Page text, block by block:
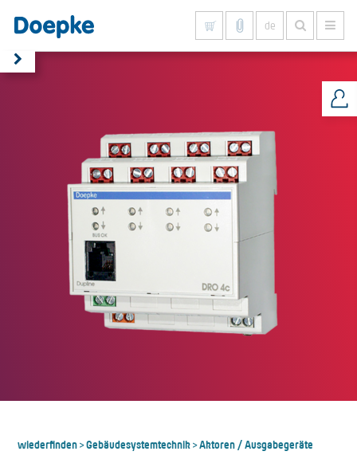
de
wiederfinden>Gebäudesystemtechnik>Aktoren / Ausgabegeräte